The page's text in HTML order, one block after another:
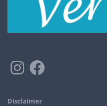
Disclaimer